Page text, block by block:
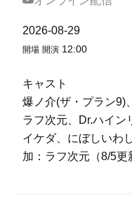
2026-08-29
開場 開演 12:00
キャスト
爆ノ介(ザ・プラン9)、
ラフ次元、Dr.ハイン
イケダ、にぼしいわ
加：ラフ次元（8/5更